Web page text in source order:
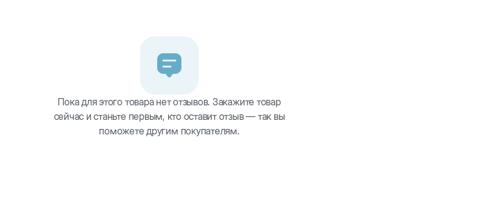
Пока для этого товара нет отзывов. Закажите товар
сейчас и станьте первым, кто оставит отзыв — так вы
поможете другим покупателям.